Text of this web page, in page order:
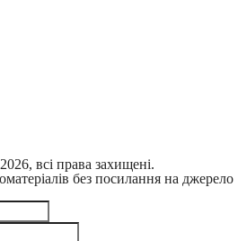
всі права захищені.
без посилання на джерело